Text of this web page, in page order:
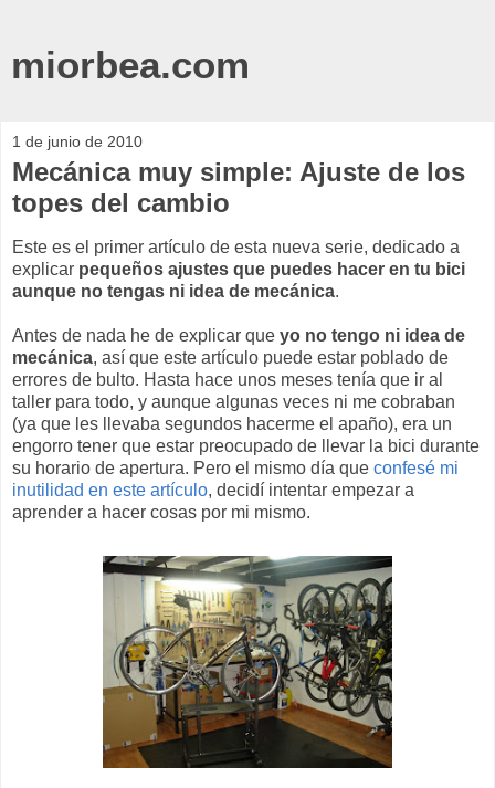
miorbea.com
1 de junio de 2010
Mecánica muy simple: Ajuste de los
topes del cambio
Este es el primer artículo de esta nueva serie, dedicado a
explicar pequeños ajustes que puedes hacer en tu bici
aunque no tengas ni idea de mecánica.
Antes de nada he de explicar que yo no tengo ni idea de
mecánica, así que este artículo puede estar poblado de
errores de bulto. Hasta hace unos meses tenía que ir al
taller para todo, y aunque algunas veces ni me cobraban
(ya que les llevaba segundos hacerme el apaño), era un
engorro tener que estar preocupado de llevar la bici durante
su horario de apertura. Pero el mismo día que confesé mi
inutilidad en este artículo, decidí intentar empezar a
aprender a hacer cosas por mi mismo.